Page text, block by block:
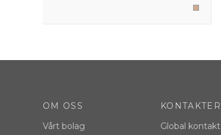
OM OSS
Vårt bolag
KONTAKTER
Global kontakt